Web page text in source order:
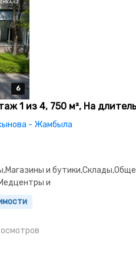
6
6
6
6
6
1 из 4, 750 м², На
- Жамбыла
и
и